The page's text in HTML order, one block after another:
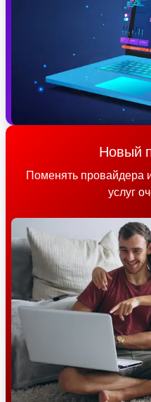
Новый
Поменять провайдера
услуг